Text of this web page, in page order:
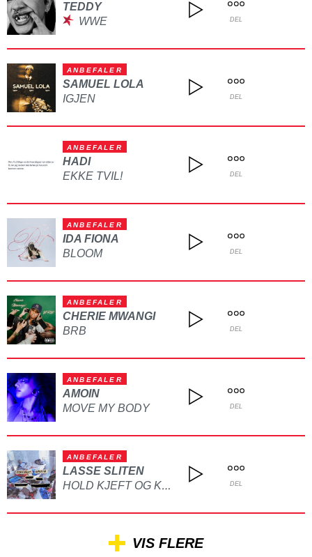
TEDDY
WWE
DEL
ANBEFALER
SAMUEL LOLA
IGJEN
DEL
ANBEFALER
HADI
EKKE TVIL!
DEL
ANBEFALER
IDA FIONA
BLOOM
DEL
ANBEFALER
CHERIE MWANGI
BRB
DEL
ANBEFALER
AMOIN
MOVE MY BODY
DEL
ANBEFALER
LASSE SLITEN
HOLD KJEFT OG KYSS MEG DEL
VIS FLERE